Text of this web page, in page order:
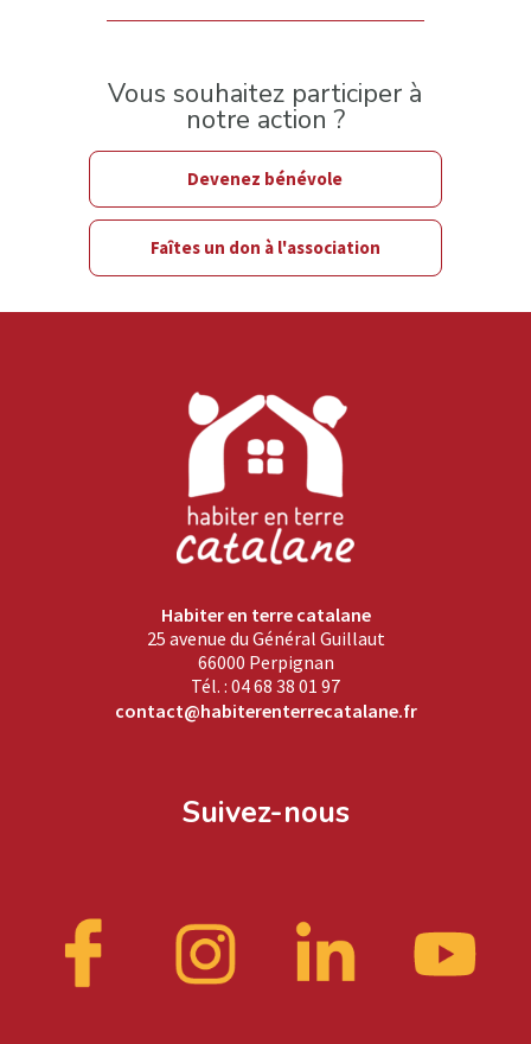
Vous souhaitez participer à
notre action ?
Devenez bénévole
Faîtes un don à l'association
Habiter en terre catalane
25 avenue du Général Guillaut
66000 Perpignan
Tél. : 04 68 38 01 97
contact@habiterenterrecatalane.fr
Suivez-nous